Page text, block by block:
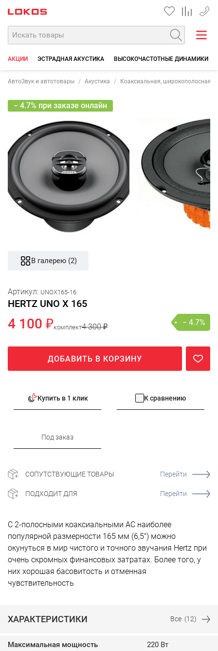
+7
АКЦИИ ЭСТРАДНАЯ АКУСТИКА ВЫСОКОЧАСТОТНЫЕ ДИНАМИКИ
АвтоЗвук и автотовары Акустика Коаксиальная, широкополосная
− 4.7% при заказе онлайн
В галерею (2)
Артикул: UNOX165-16
HERTZ UNO X 165
4 100 ₽комплект4 300 ₽ − 4.7%
ДОБАВИТЬ В КОРЗИНУ
Купить в 1 клик К сравнению
Под заказ
СОПУТСТВУЮЩИЕ ТОВАРЫ Перейти
ПОДХОДИТ ДЛЯ Перейти
С 2-полосными коаксиальными АС наиболее
популярной размерности 165 мм (6,5") можно
окунуться в мир чистого и точного звучания Hertz при
очень скромных финансовых затратах. Более того, у
них хорошая басовитость и отменная
чувствительность
ХАРАКТЕРИСТИКИ Все (12)
Максимальная мощность 220 Вт